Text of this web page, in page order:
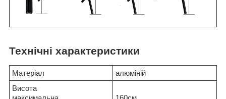
Технічні характеристики
Матеріал
алюміній
Висота